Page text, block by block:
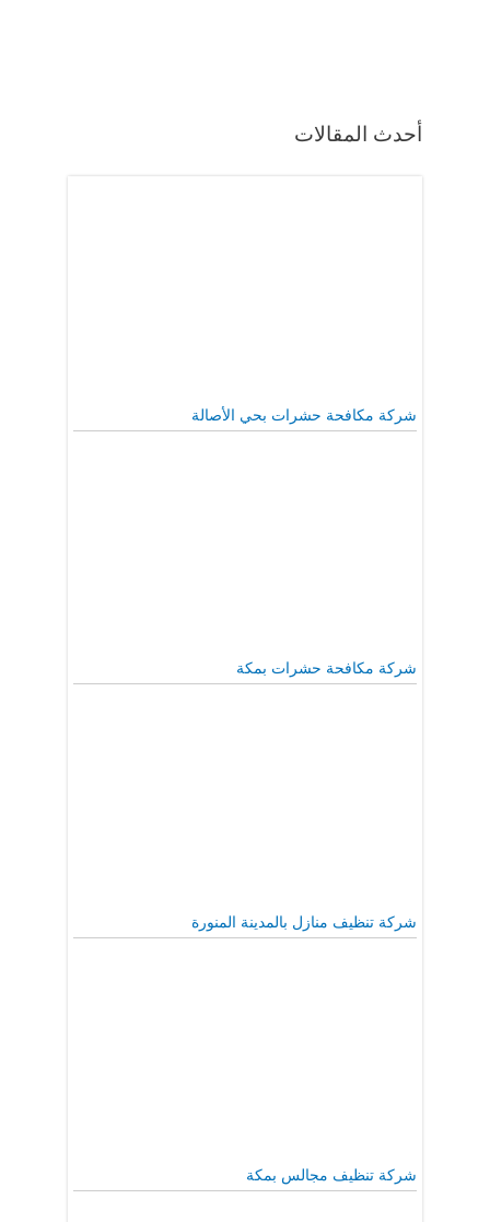
أحدث المقالات
شركة مكافحة حشرات بحي الأصالة
شركة مكافحة حشرات بمكة
شركة تنظيف منازل بالمدينة المنورة
شركة تنظيف مجالس بمكة